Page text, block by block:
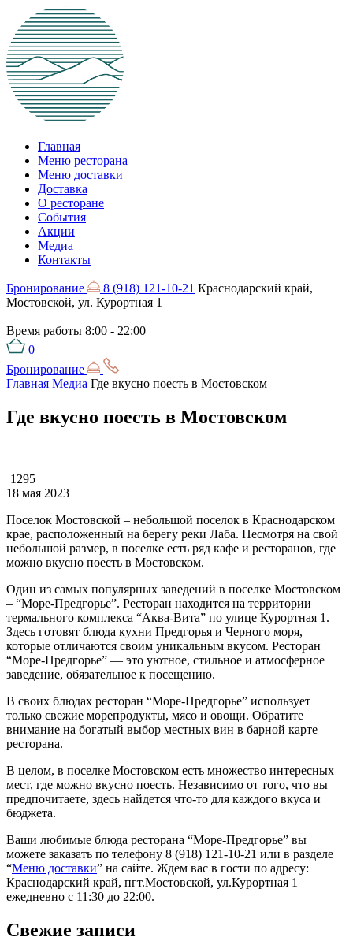
Главная
Меню ресторана
Меню доставки
Доставка
О ресторане
События
Акции
Медиа
Контакты
Бронирование 8 (918) 121-10-21 Краснодарский край,
Мостовской, ул. Курортная 1
Время работы 8:00 - 22:00
0
Бронирование
Главная Медиа Где вкусно поесть в Мостовском
Где вкусно поесть в Мостовском
1295
18 мая 2023
Поселок Мостовской – небольшой поселок в Краснодарском
крае, расположенный на берегу реки Лаба. Несмотря на свой
небольшой размер, в поселке есть ряд кафе и ресторанов, где
можно вкусно поесть в Мостовском.
Один из самых популярных заведений в поселке Мостовском
– “Море-Предгорье”. Ресторан находится на территории
термального комплекса “Аква-Вита” по улице Курортная 1.
Здесь готовят блюда кухни Предгорья и Черного моря,
которые отличаются своим уникальным вкусом. Ресторан
“Море-Предгорье” — это уютное, стильное и атмосферное
заведение, обязательное к посещению.
В своих блюдах ресторан “Море-Предгорье” использует
только свежие морепродукты, мясо и овощи. Обратите
внимание на богатый выбор местных вин в барной карте
ресторана.
В целом, в поселке Мостовском есть множество интересных
мест, где можно вкусно поесть. Независимо от того, что вы
предпочитаете, здесь найдется что-то для каждого вкуса и
бюджета.
Ваши любимые блюда ресторана “Море-Предгорье” вы
можете заказать по телефону 8 (918) 121-10-21 или в разделе
“Меню доставки” на сайте. Ждем вас в гости по адресу:
Краснодарский край, пгт.Мостовской, ул.Курортная 1
ежедневно с 11:30 до 22:00.
Свежие записи